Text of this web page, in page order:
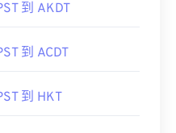
到 AKDT
到 ACDT
到 HKT